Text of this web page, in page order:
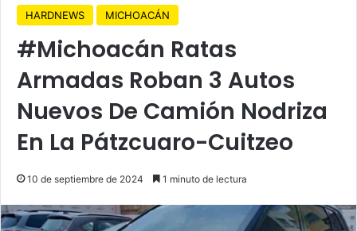
HARDNEWS MICHOACÁN
#Michoacán Ratas
Armadas Roban 3 Autos
Nuevos De Camión Nodriza
En La Pátzcuaro-Cuitzeo
10 de septiembre de 2024 1 minuto de lectura